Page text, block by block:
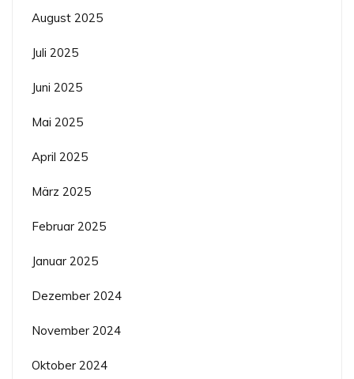
August 2025
Juli 2025
Juni 2025
Mai 2025
April 2025
März 2025
Februar 2025
Januar 2025
Dezember 2024
November 2024
Oktober 2024